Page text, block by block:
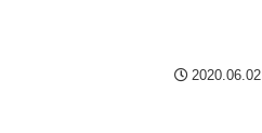
2020.06.02